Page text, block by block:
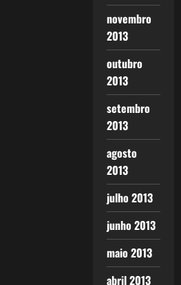
novembro
2013
outubro
2013
setembro
2013
agosto
2013
julho 2013
junho 2013
maio 2013
abril 2013